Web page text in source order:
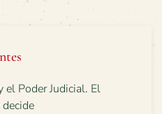
el Poder Judicial. El